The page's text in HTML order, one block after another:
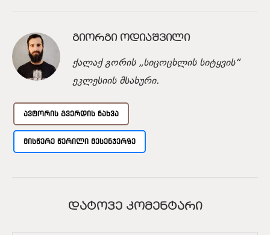
ᲒᲘᲝᲠᲒᲘ ᲝᲓᲘᲐᲨᲕᲘᲚᲘ
ქალაქ გორის „სიცოცხლის სიტყვის“
ეკლესიის მსახური.
ᲐᲕᲢᲝᲠᲘᲡ ᲒᲕᲔᲠᲓᲘᲡ ᲜᲐᲮᲕᲐ
ᲛᲘᲡᲬᲔᲠᲔ ᲬᲔᲠᲘᲚᲘ ᲛᲔᲡᲔᲜᲯᲔᲠᲖᲔ
ᲓᲐᲢᲝᲕᲔ ᲙᲝᲛᲔᲜᲢᲐᲠᲘ